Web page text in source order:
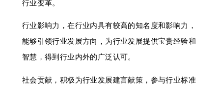
行业变革。
行业影响力，在行业内具有较高的知名度和影响力，
能够引领行业发展方向，为行业发展提供宝贵经验和
智慧，得到行业内外的广泛认可。
社会贡献，积极为行业发展建言献策，参与行业标准